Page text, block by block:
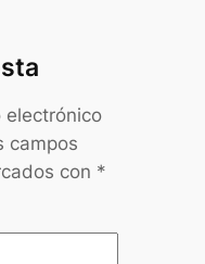
electrónico
campos
con *